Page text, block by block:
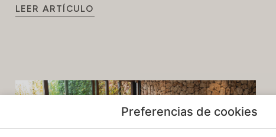
LEER ARTÍCULO
Preferencias de cookies